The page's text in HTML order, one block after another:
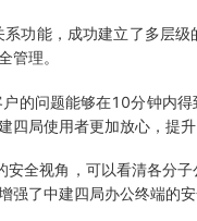
功能，成功建立了多层
管理。
的问题能够在10分钟内
局使用者更加放心，提升
全视角，可以看清各分
了中建四局办公终端的